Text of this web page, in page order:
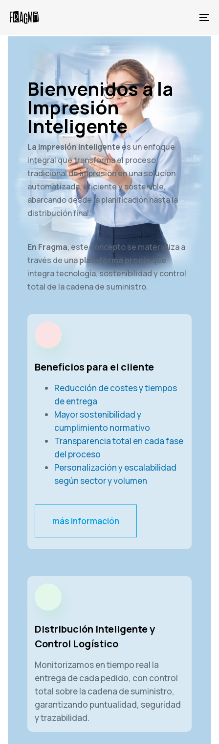
linksto
content
Bienvenidos a la
Impresión
Inteligente
La impresión inteligente es un enfoque
integral que transforma el proceso
tradicional de impresión en una solución
automatizada, eficiente y sostenible,
abarcando desde la planificación hasta la
distribución final.
En Fragma, este concepto se materializa a
través de unaplataforma propiaque
integra tecnología, sostenibilidad y control
total de la cadena de suministro.
Beneficios para el cliente
Reducción de costes y tiempos
de entrega
Mayor sostenibilidad y
cumplimiento normativo
Transparencia total en cada fase
del proceso
Personalización y escalabilidad
según sector y volumen
más información
Distribución Inteligente y
Control Logístico
Monitorizamos en tiempo real la
entrega de cada pedido, con control
total sobre la cadena de suministro,
garantizando puntualidad, seguridad
y trazabilidad.